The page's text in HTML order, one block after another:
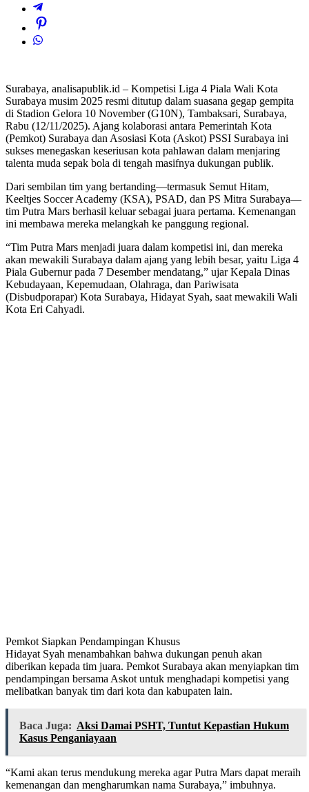
Surabaya, analisapublik.id – Kompetisi Liga 4 Piala Wali Kota
Surabaya musim 2025 resmi ditutup dalam suasana gegap gempita
di Stadion Gelora 10 November (G10N), Tambaksari, Surabaya,
Rabu (12/11/2025). Ajang kolaborasi antara Pemerintah Kota
(Pemkot) Surabaya dan Asosiasi Kota (Askot) PSSI Surabaya ini
sukses menegaskan keseriusan kota pahlawan dalam menjaring
talenta muda sepak bola di tengah masifnya dukungan publik.
Dari sembilan tim yang bertanding—termasuk Semut Hitam,
Keeltjes Soccer Academy (KSA), PSAD, dan PS Mitra Surabaya—
tim Putra Mars berhasil keluar sebagai juara pertama. Kemenangan
ini membawa mereka melangkah ke panggung regional.
“Tim Putra Mars menjadi juara dalam kompetisi ini, dan mereka
akan mewakili Surabaya dalam ajang yang lebih besar, yaitu Liga 4
Piala Gubernur pada 7 Desember mendatang,” ujar Kepala Dinas
Kebudayaan, Kepemudaan, Olahraga, dan Pariwisata
(Disbudporapar) Kota Surabaya, Hidayat Syah, saat mewakili Wali
Kota Eri Cahyadi.
Pemkot Siapkan Pendampingan Khusus
Hidayat Syah menambahkan bahwa dukungan penuh akan
diberikan kepada tim juara. Pemkot Surabaya akan menyiapkan tim
pendampingan bersama Askot untuk menghadapi kompetisi yang
melibatkan banyak tim dari kota dan kabupaten lain.
Baca Juga: Aksi Damai PSHT, Tuntut Kepastian Hukum
Kasus Penganiayaan
“Kami akan terus mendukung mereka agar Putra Mars dapat meraih
kemenangan dan mengharumkan nama Surabaya,” imbuhnya.